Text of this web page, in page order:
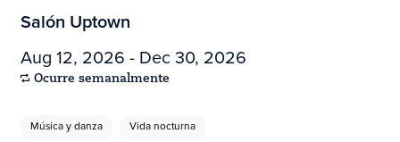
Salón Uptown
Aug 12, 2026 - Dec 30, 2026
Ocurre semanalmente
Música y danza Vida nocturna